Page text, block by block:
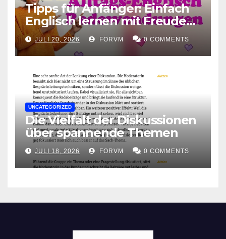
Tipps für Anfänger: Einfach
Englisch lernen mit Freude
und Leichtigkeit
JULI 20, 2026 FORVM 0 COMMENTS
UNCATEGORIZED
Die Vielfalt der Diskussionen
über spannende Themen
JULI 18, 2026 FORVM 0 COMMENTS